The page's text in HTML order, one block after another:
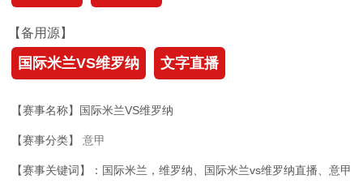
【备用源】
国际米兰VS维罗纳 文字直播
【赛事名称】国际米兰VS维罗纳
【赛事分类】 意甲
【赛事关键词】：国际米兰，维罗纳、国际米兰vs维罗纳直播、意甲